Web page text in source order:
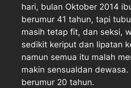
hari, bulan Oktober 2014
berumur 41 tahun, tapi
masih tetap fit, dan seksi,
sedikit keriput dan lipatan
namun semua itu malah
makin sensualdan dewasa.
berumur 20 tahun.